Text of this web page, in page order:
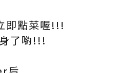
即點菜喔!!!
了喲!!!